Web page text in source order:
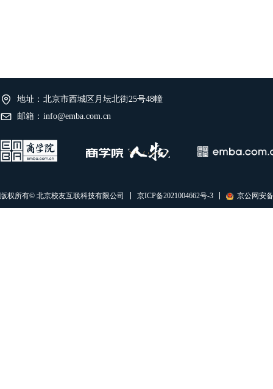
地址： 北京市西城区月坛北街25号48幢
邮箱： info@emba.com.cn
版权所有© 北京校友互联科技有限公司 京ICP备2021004662号-3 京公网安